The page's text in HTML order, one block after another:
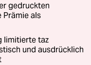
gedruckten
Prämie als
limitierte taz
und ausdrücklich